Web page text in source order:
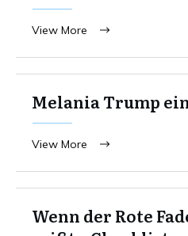
View More
Melania Trump
View More
Wenn der Rote